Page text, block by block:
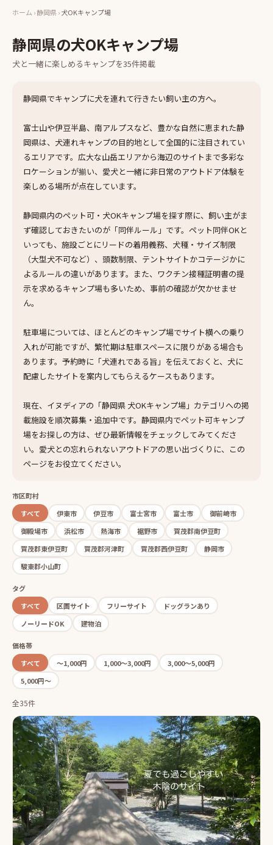
ホーム ›静岡県›犬OKキャンプ場
静岡県の犬OKキャンプ場
犬と一緒に楽しめるキャンプを35件掲載
静岡県でキャンプに犬を連れて行きたい飼い主の方へ。
富士山や伊豆半島、南アルプスなど、豊かな自然に恵まれた静
岡県は、犬連れキャンプの目的地として全国的に注目されてい
るエリアです。広大な山岳エリアから海辺のサイトまで多彩な
ロケーションが揃い、愛犬と一緒に非日常のアウトドア体験を
楽しめる場所が点在しています。
静岡県内のペット可・犬OKキャンプ場を探す際に、飼い主がま
ず確認しておきたいのが「同伴ルール」です。ペット同伴OKと
いっても、施設ごとにリードの着用義務、犬種・サイズ制限
（大型犬不可など）、頭数制限、テントサイトかコテージかに
よるルールの違いがあります。また、ワクチン接種証明書の提
示を求めるキャンプ場も多いため、事前の確認が欠かせませ
ん。
駐車場については、ほとんどのキャンプ場でサイト横への乗り
入れが可能ですが、繁忙期は駐車スペースに限りがある場合も
あります。予約時に「犬連れである旨」を伝えておくと、犬に
配慮したサイトを案内してもらえるケースもあります。
現在、イヌディアの「静岡県 犬OKキャンプ場」カテゴリへの掲
載施設を順次募集・追加中です。静岡県内でペット可キャンプ
場をお探しの方は、ぜひ最新情報をチェックしてみてくださ
い。愛犬との忘れられないアウトドアの思い出づくりに、この
ページをお役立てください。
市区町村
すべて
伊東市 伊豆市 富士宮市 富士市
御前崎市
御殿場市
浜松市 熱海市 裾野市
賀茂郡南伊豆町
賀茂郡東伊豆町
賀茂郡河津町 賀茂郡西伊豆町
静岡市
駿東郡小山町
タグ
すべて
区画サイト フリーサイト
ドッグランあり
ノーリードOK
建物泊
価格帯
すべて
〜1,000円 1,000〜3,000円
3,000〜5,000円
5,000円〜
全35件